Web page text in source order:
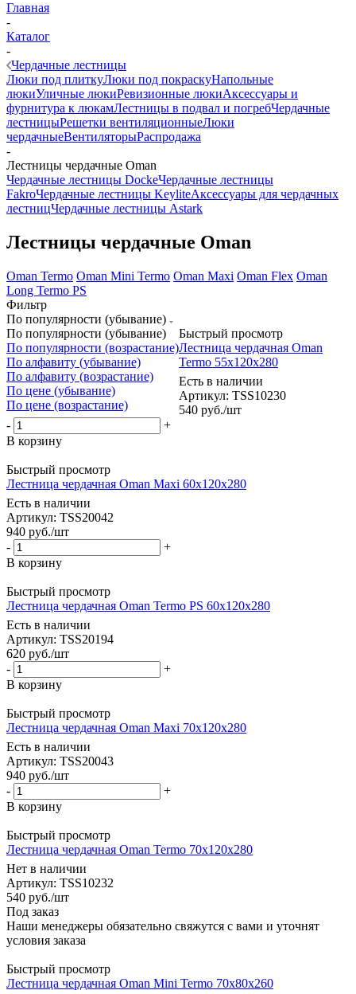
Главная
-
Каталог
-
Чердачные лестницы
Люки под плиткуЛюки под покраскуНапольные
люкиУличные люкиРевизионные люкиАксессуары и
фурнитура к люкамЛестницы в подвал и погребЧердачные
лестницыРешетки вентиляционныеЛюки
чердачныеВентиляторыРаспродажа
-
Лестницы чердачные Oman
Чердачные лестницы DockeЧердачные лестницы
FakroЧердачные лестницы KeyliteАксессуары для чердачных
лестницЧердачные лестницы Astark
Лестницы чердачные Oman
Oman Termo Oman Mini Termo Oman Maxi Oman Flex Oman
Long Termo PS
Фильтр
По популярности (убывание)
По популярности (убывание)
По популярности (возрастание)
По алфавиту (убывание)
По алфавиту (возрастание)
По цене (убывание)
По цене (возрастание)
Быстрый просмотр
Лестница чердачная Oman
Termo 55x120x280
Есть в наличии
Артикул: TSS10230
540 руб./шт
-
+
В корзину
Быстрый просмотр
Лестница чердачная Oman Maxi 60x120x280
Есть в наличии
Артикул: TSS20042
940 руб./шт
-
+
В корзину
Быстрый просмотр
Лестница чердачная Oman Termo PS 60x120x280
Есть в наличии
Артикул: TSS20194
620 руб./шт
-
+
В корзину
Быстрый просмотр
Лестница чердачная Oman Maxi 70x120x280
Есть в наличии
Артикул: TSS20043
940 руб./шт
-
+
В корзину
Быстрый просмотр
Лестница чердачная Oman Termo 70x120x280
Нет в наличии
Артикул: TSS10232
540 руб./шт
Под заказ
Наши менеджеры обязательно свяжутся с вами и уточнят
условия заказа
Быстрый просмотр
Лестница чердачная Oman Mini Termo 70x80x260